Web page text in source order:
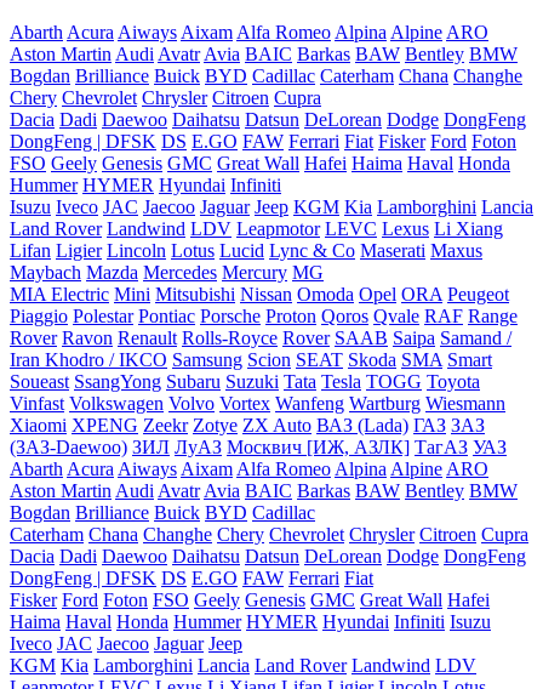
Abarth Acura Aiways Aixam Alfa Romeo Alpina Alpine ARO
Aston Martin Audi Avatr Avia BAIC Barkas BAW Bentley BMW
Bogdan Brilliance Buick BYD Cadillac Caterham Chana Changhe
Chery Chevrolet Chrysler Citroen Cupra
Dacia Dadi Daewoo Daihatsu Datsun DeLorean Dodge DongFeng
DongFeng | DFSK DS E.GO FAW Ferrari Fiat Fisker Ford Foton
FSO Geely Genesis GMC Great Wall Hafei Haima Haval Honda
Hummer HYMER Hyundai Infiniti
Isuzu Iveco JAC Jaecoo Jaguar Jeep KGM Kia Lamborghini Lancia
Land Rover Landwind LDV Leapmotor LEVC Lexus Li Xiang
Lifan Ligier Lincoln Lotus Lucid Lync & Co Maserati Maxus
Maybach Mazda Mercedes Mercury MG
MIA Electric Mini Mitsubishi Nissan Omoda Opel ORA Peugeot
Piaggio Polestar Pontiac Porsche Proton Qoros Qvale RAF Range
Rover Ravon Renault Rolls-Royce Rover SAAB Saipa Samand /
Iran Khodro / IKCO Samsung Scion SEAT Skoda SMA Smart
Soueast SsangYong Subaru Suzuki Tata Tesla TOGG Toyota
Vinfast Volkswagen Volvo Vortex Wanfeng Wartburg Wiesmann
Xiaomi XPENG Zeekr Zotye ZX Auto ВАЗ (Lada) ГАЗ ЗАЗ
(ЗАЗ-Daewoo) ЗИЛ ЛуАЗ Москвич [ИЖ, АЗЛК] ТагАЗ УАЗ
Abarth Acura Aiways Aixam Alfa Romeo Alpina Alpine ARO
Aston Martin Audi Avatr Avia BAIC Barkas BAW Bentley BMW
Bogdan Brilliance Buick BYD Cadillac
Caterham Chana Changhe Chery Chevrolet Chrysler Citroen Cupra
Dacia Dadi Daewoo Daihatsu Datsun DeLorean Dodge DongFeng
DongFeng | DFSK DS E.GO FAW Ferrari Fiat
Fisker Ford Foton FSO Geely Genesis GMC Great Wall Hafei
Haima Haval Honda Hummer HYMER Hyundai Infiniti Isuzu
Iveco JAC Jaecoo Jaguar Jeep
KGM Kia Lamborghini Lancia Land Rover Landwind LDV